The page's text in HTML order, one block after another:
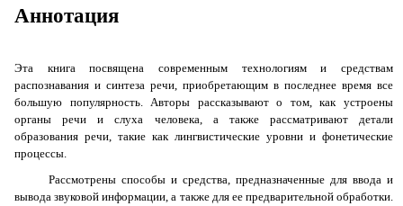
Аннотация
Эта книга посвящена современным технологиям и средствам
распознавания и синтеза речи, приобретающим в последнее время все
большую популярность. Авторы рассказывают о том, как устроены
органы речи и слуха человека, а также рассматривают детали
образования речи, такие как лингвистические уровни и фонетические
процессы.
Рассмотрены способы и средства, предназначенные для ввода и
вывода звуковой информации, а также для ее предварительной обработки.